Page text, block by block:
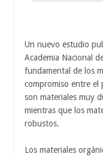
Un nuevo estudio
Academia Nacional
fundamental de los
compromiso entre el
son materiales muy
mientras que los
robustos.
Los materiales